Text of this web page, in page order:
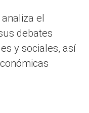
el
debates
y sociales, así